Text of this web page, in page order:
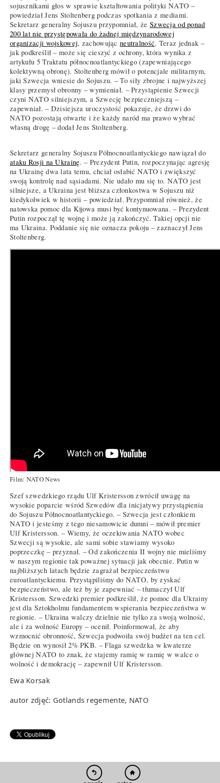
sojusznikami głos w sprawie kształtowania polityki NATO –
powiedział Jens Stoltenberg podczas spotkania z mediami.
Sekretarz generalny Sojuszu przypomniał, że Szwecja od ponad
200 lat nie przystępowała do żadnej międzynarodowej
organizacji wojskowej, zachowując neutralność. Teraz jednak –
jak podkreślił – może się cieszyć z ochrony, która wynika z
artykułu 5 Traktatu północnoatlantyckiego (zapewniającego
kolektywną obronę). Stoltenberg mówił o potencjale militarnym,
jaki Szwecja wniesie do Sojuszu. – To siły zbrojne i najwyższej
klasy przemysł obronny – wymieniał. – Przystąpienie Szwecji
czyni NATO silniejszym, a Szwecję bezpieczniejszą –
zapewniał. – Dzisiejsza uroczystość pokazuje, że drzwi do
NATO pozostają otwarte i że każdy naród ma prawo wybrać
własną drogę – dodał Jens Stoltenberg.
Sekretarz generalny Sojuszu Północnoatlantyckiego nawiązał do
ataku Rosji na Ukrainę. – Prezydent Putin, rozpoczynając agresję
na Ukrainę dwa lata temu, chciał osłabić NATO i zwiększyć
swoją kontrolę nad sąsiadami. Nie udało mu się to. NATO jest
silniejsze, a Ukraina jest bliższa członkostwa w Sojuszu niż
kiedykolwiek w historii – powiedział. Przypomniał również, że
natowska pomoc dla Kijowa musi być kontynuowana. – Prezydent
Putin rozpoczął tę wojnę i może ją zakończyć. Takiej opcji nie
ma Ukraina. Poddanie się nie oznacza pokoju – zaznaczył Jens
Stoltenberg.
Film: NATO News
Szef szwedzkiego rządu Ulf Kristersson zwrócił uwagę na
wysokie poparcie wśród Szwedów dla inicjatywy przystąpienia
do Sojuszu Północnoatlantyckiego. – Szwecja jest członkiem
NATO i jesteśmy z tego niesamowicie dumni – mówił premier
Ulf Kristersson. – Wiemy, że oczekiwania NATO wobec
Szwecji są wysokie, ale sami sobie stawiamy wysoko
poprzeczkę – przyznał. – Od zakończenia II wojny nie mieliśmy
w naszym regionie tak poważnej sytuacji jak obecnie. Putin w
najbliższych latach będzie zagrażał bezpieczeństwu
euroatlantyckiemu. Przystąpiliśmy do NATO, by zyskać
bezpieczeństwo, ale też by je zapewniać – tłumaczył Ulf
Kristersson. Szwedzki premier podkreślił, że pomoc dla Ukrainy
jest dla Sztokholmu fundamentem wspierania bezpieczeństwa w
regionie. – Ukraina walczy dzielnie nie tylko za swoją wolność,
ale i za wolność Europy – ocenił. Poinformował, że aby
wzmocnić obronność, Szwecja podwoiła swój budżet na ten cel.
Będzie on wynosił 2% PKB. – Flaga szwedzka w kwaterze
głównej NATO to znak, że stajemy ramię w ramię w walce o
wolność i demokrację – zapewnił Ulf Kristersson.
Ewa Korsak
autor zdjęć: Gotlands regemente, NATO